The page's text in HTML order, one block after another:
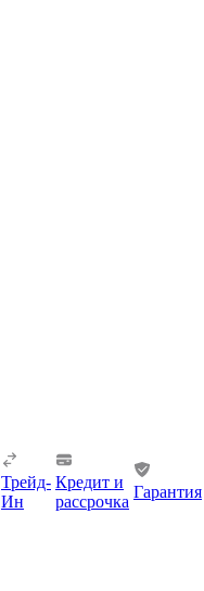
Трейд-
Ин
Кредит и
рассрочка
Гарантия